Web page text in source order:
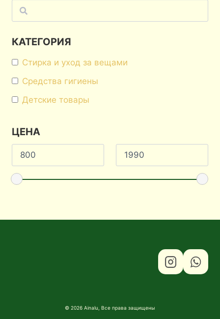
Поиск
КАТЕГОРИЯ
Стирка и уход за вещами
Средства гигиены
Детские товары
ЦЕНА
© 2026 Ainalu, Все права защищены